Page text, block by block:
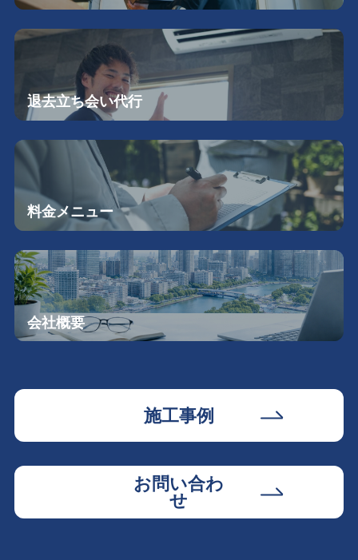
退去立ち会い代行
料金メニュー
会社概要
施工事例
お問い合わ
せ